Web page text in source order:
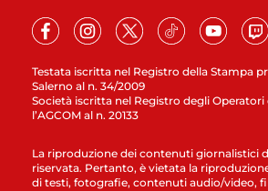
Testata iscritta nel Registro della Stampa
Salerno al n. 34/2009
Società iscritta nel Registro degli
l’AGCOM al n. 20133
La riproduzione dei contenuti giornalistici
riservata. Pertanto, è vietata la
di testi, fotografie, contenuti audio/video,